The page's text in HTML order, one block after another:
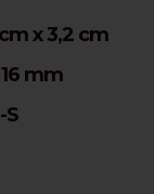
x 3,2 cm
mm
S